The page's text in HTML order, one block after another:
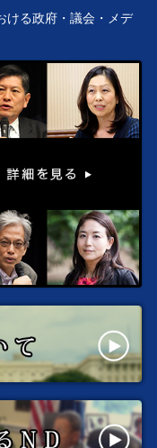
ける政府・議会・メデ